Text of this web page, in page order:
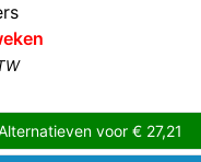
voor €27,21